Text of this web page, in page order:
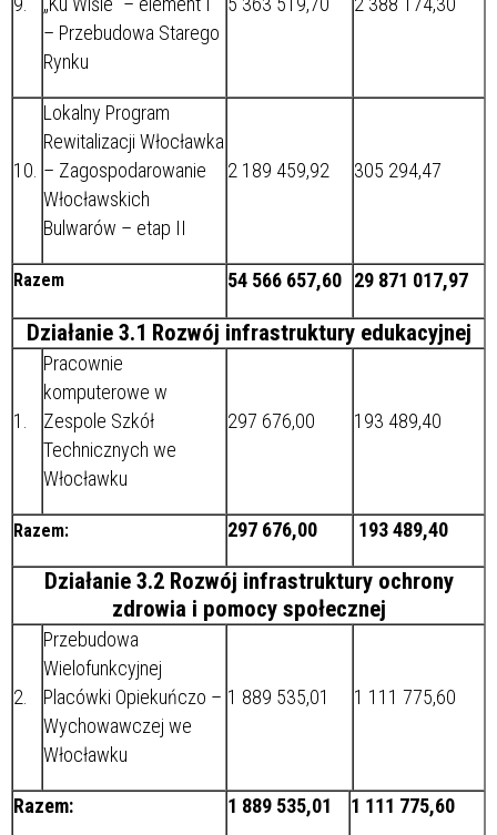
– Przebudowa Starego
Rynku
10.
Lokalny Program
Rewitalizacji Włocławka
– Zagospodarowanie
Włocławskich
Bulwarów – etap II
2 189 459,92 305 294,47
Razem 54 566 657,60 29 871 017,97
Działanie 3.1 Rozwój infrastruktury edukacyjnej
1.
Pracownie
komputerowe w
Zespole Szkół
Technicznych we
Włocławku
297 676,00 193 489,40
Razem: 297 676,00 193 489,40
Działanie 3.2 Rozwój infrastruktury ochrony
zdrowia i pomocy społecznej
2.
Przebudowa
Wielofunkcyjnej
Placówki Opiekuńczo –
Wychowawczej we
Włocławku
1 889 535,01 1 111 775,60
Razem: 1 889 535,01 1 111 775,60